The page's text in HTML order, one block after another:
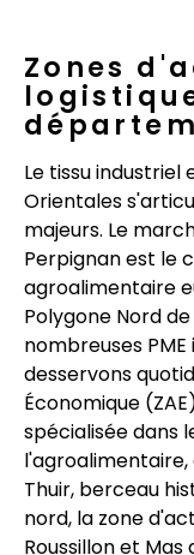
Zones
Le tissu industriel
Orientales
majeurs. Le
Perpignan est le
agroalimentaire
Polygone Nord
nombreuses
desservons
Économique
spécialisée dans
l'agroalimentaire,
Thuir, berceau
nord, la zone
Roussillon et